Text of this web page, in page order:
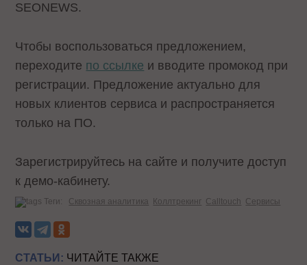
SEONEWS.
Чтобы воспользоваться предложением,
переходите по ссылке и вводите промокод при
регистрации. Предложение актуально для
новых клиентов сервиса и распространяется
только на ПО.
Зарегистрируйтесь на сайте и получите доступ
к демо-кабинету.
Теги: Сквозная аналитика Коллтрекинг Calltouch Сервисы
СТАТЬИ: ЧИТАЙТЕ ТАКЖЕ